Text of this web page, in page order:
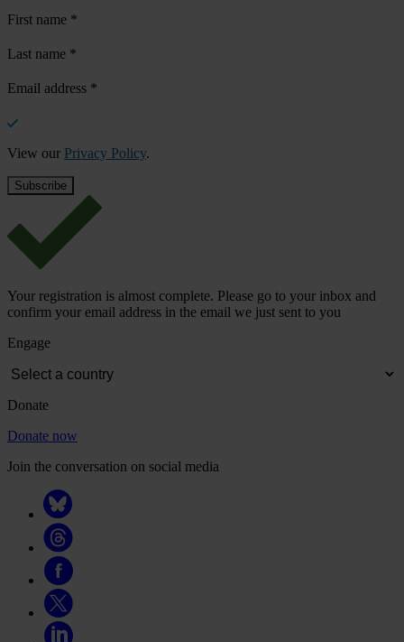
First name *
Last name *
Email address *
View our Privacy Policy.
Your registration is almost complete. Please go to your inbox and
confirm your email address in the email we just sent to you
Engage
Donate
Donate now
Join the conversation on social media